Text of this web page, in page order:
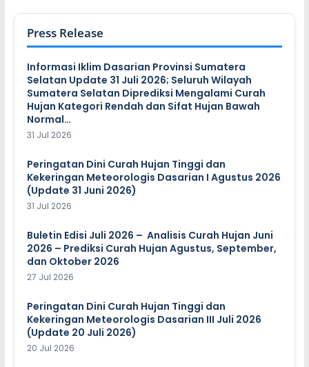
Press Release
Informasi Iklim Dasarian Provinsi Sumatera
Selatan Update 31 Juli 2026; Seluruh Wilayah
Sumatera Selatan Diprediksi Mengalami Curah
Hujan Kategori Rendah dan Sifat Hujan Bawah
Normal…
31 Jul 2026
Peringatan Dini Curah Hujan Tinggi dan
Kekeringan Meteorologis Dasarian I Agustus 2026
(Update 31 Juni 2026)
31 Jul 2026
Buletin Edisi Juli 2026 – Analisis Curah Hujan Juni
2026 – Prediksi Curah Hujan Agustus, September,
dan Oktober 2026
27 Jul 2026
Peringatan Dini Curah Hujan Tinggi dan
Kekeringan Meteorologis Dasarian III Juli 2026
(Update 20 Juli 2026)
20 Jul 2026